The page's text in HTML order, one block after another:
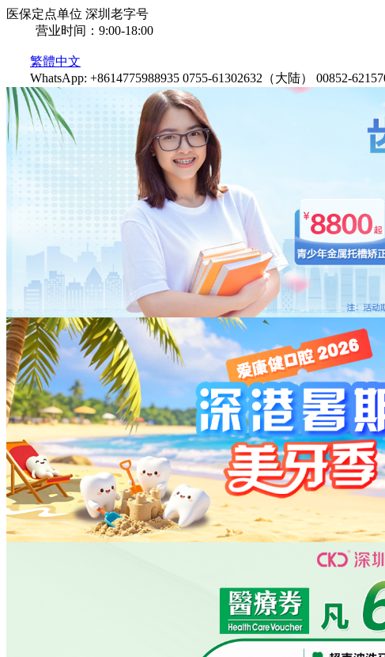
医保定点单位 深圳老字号
营业时间：9:00-18:00
繁體中文
WhatsApp: +8614775988935 0755-61302632（大陆） 00852-